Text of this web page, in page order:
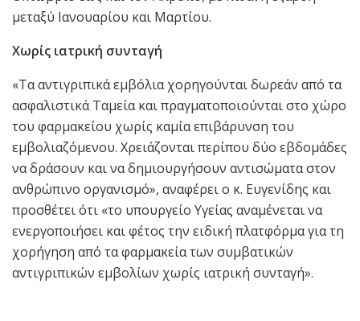
μεταξύ Ιανουαρίου και Μαρτίου.
Χωρίς ιατρική συνταγή
«Τα αντιγριπικά εμβόλια χορηγούνται δωρεάν από τα
ασφαλιστικά Ταμεία και πραγματοποιούνται στο χώρο
του φαρμακείου χωρίς καμία επιβάρυνση του
εμβολιαζόμενου. Xρειάζονται περίπου δύο εβδομάδες
να δράσουν και να δημιουργήσουν αντισώματα στον
ανθρώπινο οργανισμό», αναφέρει ο κ. Ευγενίδης και
προσθέτει ότι «το υπουργείο Υγείας αναμένεται να
ενεργοποιήσει και φέτος την ειδική πλατφόρμα για τη
χορήγηση από τα φαρμακεία των συμβατικών
αντιγριπικών εμβολίων χωρίς ιατρική συνταγή».